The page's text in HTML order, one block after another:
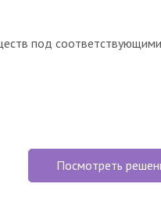
под
Посмотреть